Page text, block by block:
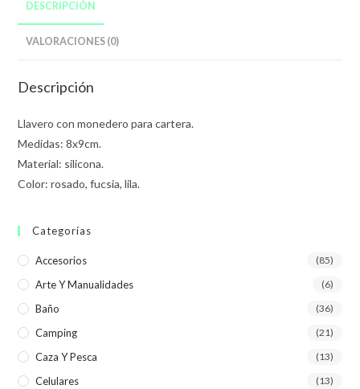
DESCRIPCIÓN
VALORACIONES (0)
Descripción
Llavero con monedero para cartera.
Medidas: 8x9cm.
Material: silicona.
Color: rosado, fucsia, lila.
Categorías
Accesorios (85)
Arte Y Manualidades (6)
Baño (36)
Camping (21)
Caza Y Pesca (13)
Celulares (13)